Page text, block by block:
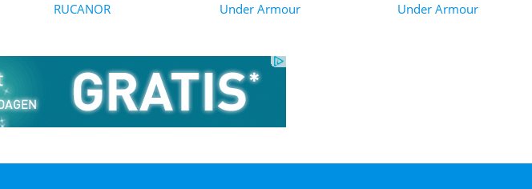
RUCANOR
Under Armour
Under Armour